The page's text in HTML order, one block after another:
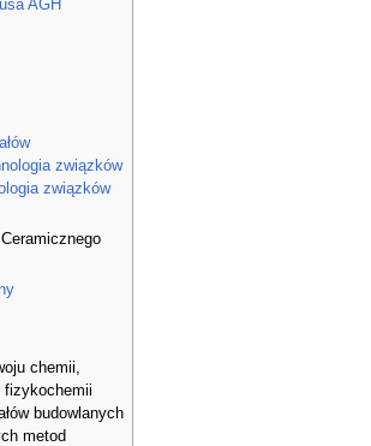
AGH
związków
związków
chemii,
fizykochemii
budowlanych
metod